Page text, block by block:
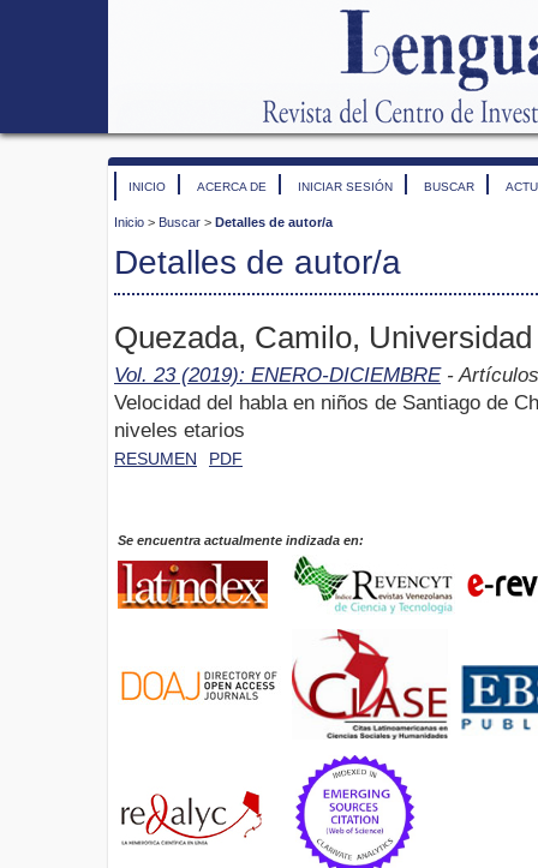
INICIO ACERCA DE INICIAR SESIÓN BUSCAR
Inicio > Buscar > Detalles de autor/a
Detalles de autor/a
Quezada, Camilo,
Vol. 23 (2019): ENERO-DICIEMBRE- Artículos
Velocidad del habla en niños de Santiago de
niveles etarios
RESUMEN PDF
Se encuentra actualmente indizada en: